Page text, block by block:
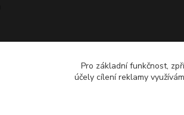
Pro základní funkčnost,
účely cílení reklamy